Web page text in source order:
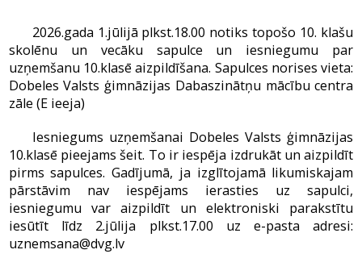
2026.gada 1.jūlijā plkst.18.00 notiks topošo 10. klašu
skolēnu un vecāku sapulce un iesniegumu par
uzņemšanu 10.klasē aizpildīšana. Sapulces norises vieta:
Dobeles Valsts ģimnāzijas Dabaszinātņu mācību centra
zāle (E ieeja)
Iesniegums uzņemšanai Dobeles Valsts ģimnāzijas
10.klasē pieejams šeit. To ir iespēja izdrukāt un aizpildīt
pirms sapulces. Gadījumā, ja izglītojamā likumiskajam
pārstāvim nav iespējams ierasties uz sapulci,
iesniegumu var aizpildīt un elektroniski parakstītu
iesūtīt līdz 2.jūlija plkst.17.00 uz e-pasta adresi:
uznemsana@dvg.lv